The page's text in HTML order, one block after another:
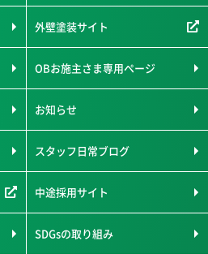
外壁塗装サイト
OBお施主さま専用ページ
お知らせ
スタッフ日常ブログ
中途採用サイト
SDGsの取り組み